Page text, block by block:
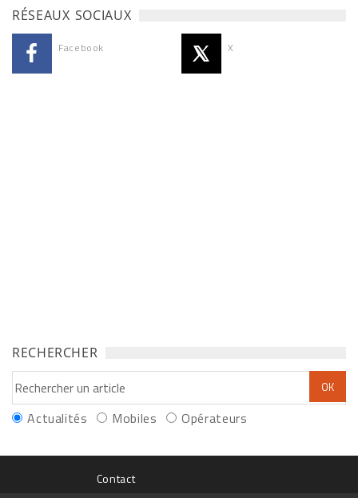
RÉSEAUX SOCIAUX
Facebook X
RECHERCHER
Actualités Mobiles Opérateurs
Contact